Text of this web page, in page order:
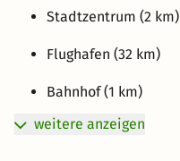
Stadtzentrum (2 km)
Flughafen (32 km)
Bahnhof (1 km)
weitere anzeigen